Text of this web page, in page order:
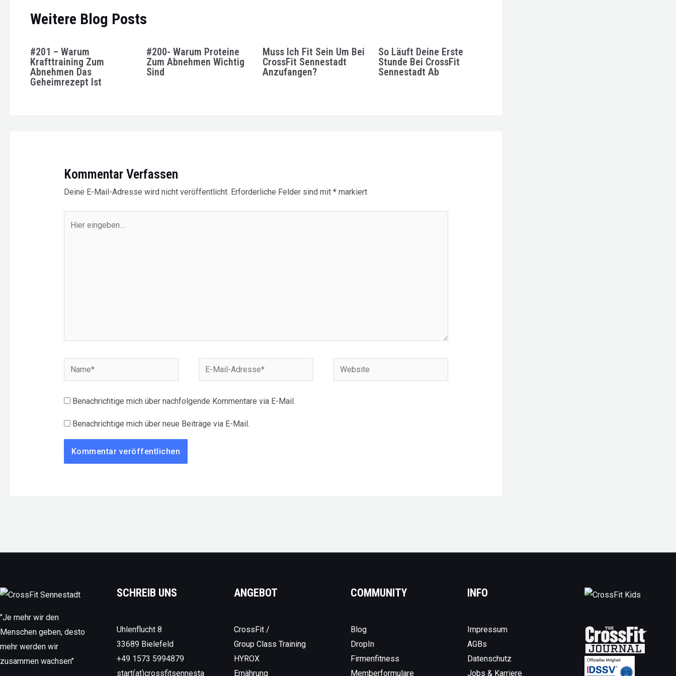
Weitere Blog Posts
#201 – Warum
Krafttraining Zum
Abnehmen Das
Geheimrezept Ist
#200- Warum Proteine
Zum Abnehmen Wichtig
Sind
Muss Ich Fit Sein Um Bei
CrossFit Sennestadt
Anzufangen?
So Läuft Deine Erste
Stunde Bei CrossFit
Sennestadt Ab
Kommentar Verfassen
Deine E-Mail-Adresse wird nicht veröffentlicht. Erforderliche Felder sind mit *markiert
Name*
Mail-
Website
Benachrichtige mich über nachfolgende Kommentare via E-Mail.
Benachrichtige mich über neue Beiträge via E-Mail.
"Je mehr wir den
Menschen geben, desto
mehr werden wir
zusammen wachsen"
SCHREIB UNS
Uhlenflucht 8
33689 Bielefeld
+49 1573 5994879
start(at)crossfitsennesta
ANGEBOT
CrossFit /
Group Class Training
HYROX
Ernährung
COMMUNITY
Blog
DropIn
Firmenfitness
Memberformulare
INFO
Impressum
AGBs
Datenschutz
Jobs & Karriere